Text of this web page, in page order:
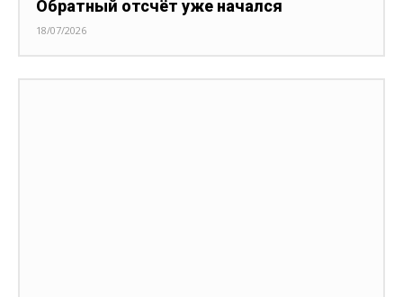
Обратный отсчёт уже начался
18/07/2026